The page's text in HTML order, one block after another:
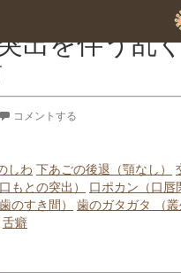
出を伴う乱
コメントする
しわ 下あごの後退（顎なし）
もとの突出） 口ポカン（口唇
のすき間）
歯のガタガタ （叢
舌癖
歯列矯正
歯列矯正
塗布による虫歯予防